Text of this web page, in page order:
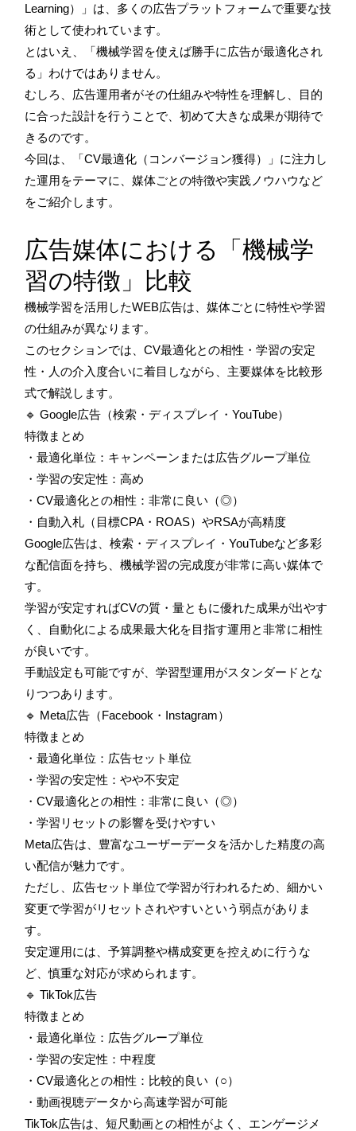
Learning）」は、多くの広告プラットフォームで重要な技
術として使われています。
とはいえ、「機械学習を使えば勝手に広告が最適化され
る」わけではありません。
むしろ、広告運用者がその仕組みや特性を理解し、目的
に合った設計を行うことで、初めて大きな成果が期待で
きるのです。
今回は、「CV最適化（コンバージョン獲得）」に注力し
た運用をテーマに、媒体ごとの特徴や実践ノウハウなど
をご紹介します。
広告媒体における「機械学
習の特徴」比較
機械学習を活用したWEB広告は、媒体ごとに特性や学習
の仕組みが異なります。
このセクションでは、CV最適化との相性・学習の安定
性・人の介入度合いに着目しながら、主要媒体を比較形
式で解説します。
🔹 Google広告（検索・ディスプレイ・YouTube）
特徴まとめ
・最適化単位：キャンペーンまたは広告グループ単位
・学習の安定性：高め
・CV最適化との相性：非常に良い（◎）
・自動入札（目標CPA・ROAS）やRSAが高精度
Google広告は、検索・ディスプレイ・YouTubeなど多彩
な配信面を持ち、機械学習の完成度が非常に高い媒体で
す。
学習が安定すればCVの質・量ともに優れた成果が出やす
く、自動化による成果最大化を目指す運用と非常に相性
が良いです。
手動設定も可能ですが、学習型運用がスタンダードとな
りつつあります。
🔹 Meta広告（Facebook・Instagram）
特徴まとめ
・最適化単位：広告セット単位
・学習の安定性：やや不安定
・CV最適化との相性：非常に良い（◎）
・学習リセットの影響を受けやすい
Meta広告は、豊富なユーザーデータを活かした精度の高
い配信が魅力です。
ただし、広告セット単位で学習が行われるため、細かい
変更で学習がリセットされやすいという弱点がありま
す。
安定運用には、予算調整や構成変更を控えめに行うな
ど、慎重な対応が求められます。
🔹 TikTok広告
特徴まとめ
・最適化単位：広告グループ単位
・学習の安定性：中程度
・CV最適化との相性：比較的良い（○）
・動画視聴データから高速学習が可能
TikTok広告は、短尺動画との相性がよく、エンゲージメ